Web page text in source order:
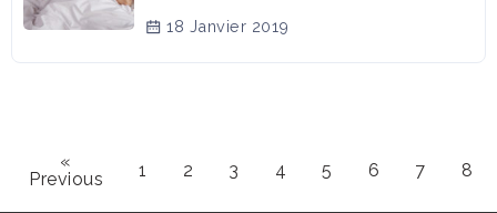
18 Janvier 2019
«
Previous
1 2 3 4 5 6 7 8